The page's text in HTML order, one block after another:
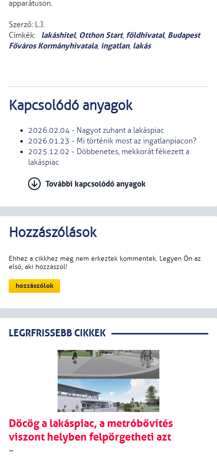
apparátuson.
Szerző: L.J.
Címkék:
lakáshitel, Otthon Start, földhivatal, Budapest
Főváros Kormányhivatala, ingatlan, lakás
Kapcsolódó anyagok
2026.02.04 - Nagyot zuhant a lakáspiac
2026.01.23 - Mi történik most az ingatlanpiacon?
2025.12.02 - Döbbenetes, mekkorát fékezett a
lakáspiac
További kapcsolódó anyagok
LEGRFRISSEBB CIKKEK
Döcög a lakáspiac, a metróbővítés
viszont helyben felpörgetheti azt
...